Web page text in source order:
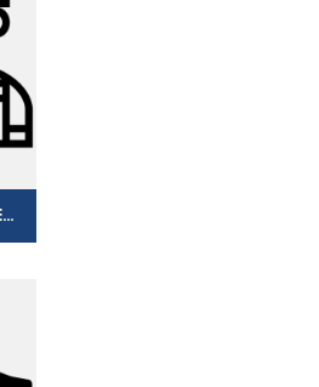
MANUTENTION GUADELOUPE LEVAGE